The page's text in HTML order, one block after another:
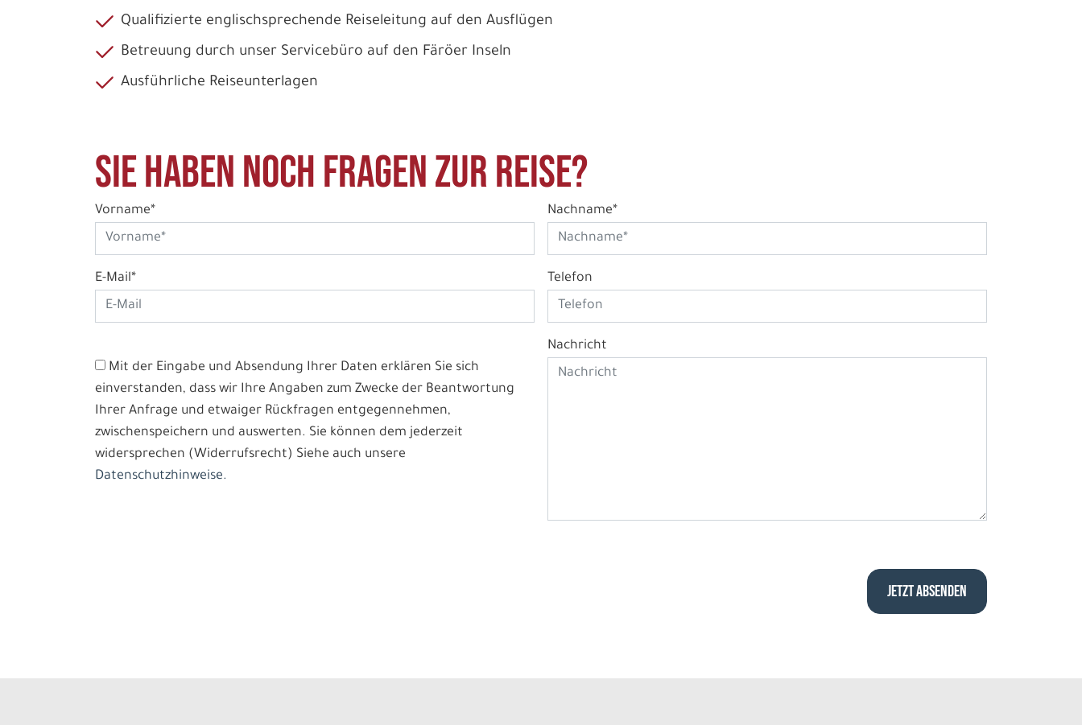
Qualifizierte englischsprechende Reiseleitung auf den Ausflügen
Betreuung durch unser Servicebüro auf den Färöer Inseln
Ausführliche Reiseunterlagen
Sie haben noch Fragen zur Reise?
Vorname* Nachname*
E-Mail* Telefon
Mit der Eingabe und Absendung Ihrer Daten erklären Sie sich
einverstanden, dass wir Ihre Angaben zum Zwecke der Beantwortung
Ihrer Anfrage und etwaiger Rückfragen entgegennehmen,
zwischenspeichern und auswerten. Sie können dem jederzeit
widersprechen (Widerrufsrecht) Siehe auch unsere
Datenschutzhinweise.
Nachricht